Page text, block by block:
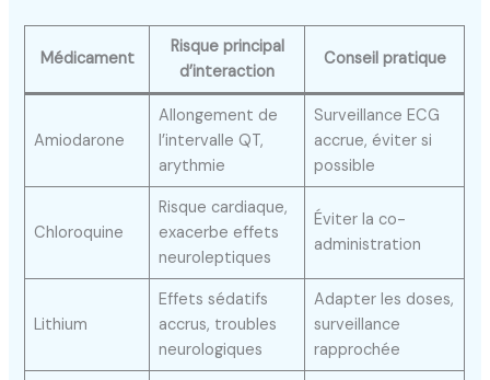
Médicament
Risque principal
d’interaction
Conseil pratique
Amiodarone
Allongement de
l’intervalle QT,
arythmie
Surveillance ECG
accrue, éviter si
possible
Chloroquine
Risque cardiaque,
exacerbe effets
neuroleptiques
Éviter la co-
administration
Lithium
Effets sédatifs
accrus, troubles
neurologiques
Adapter les doses,
surveillance
rapprochée